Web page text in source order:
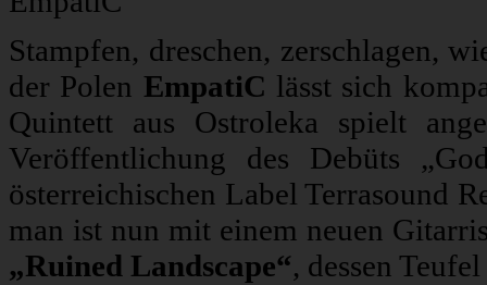
Stampfen, dreschen, zerschlagen,
der Polen EmpatiC lässt sich
Quintett aus Ostroleka spielt
Veröffentlichung des Debüts
österreichischen Label Terrasound
man ist nun mit einem neuen
„Ruined Landscape“, dessen